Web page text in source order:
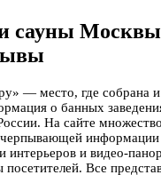
сауны
— место, где собрана и
о банных
На сайте
информации
интерьеров и видео-
посетителей. Все